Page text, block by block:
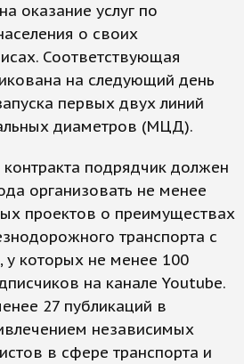
оказание услуг по
о своих
Соответствующая
на следующий день
первых двух линий
диаметров (МЦД).
подрядчик должен
организовать не менее
проектов о преимуществах
транспорта с
у которых не менее 100
на канале Youtube.
27 публикаций в
независимых
в сфере транспорта и